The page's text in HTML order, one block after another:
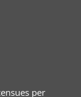
per